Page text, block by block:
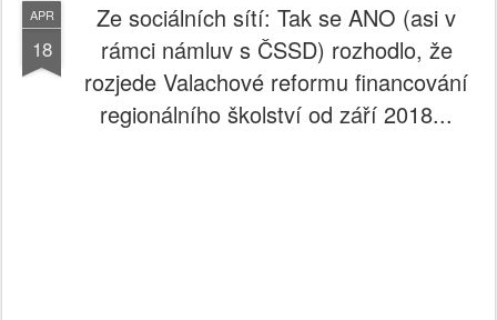
APR
18
Ze sociálních sítí: Tak se ANO (asi v
rámci námluv s ČSSD) rozhodlo, že
rozjede Valachové reformu financování
regionálního školství od září 2018...